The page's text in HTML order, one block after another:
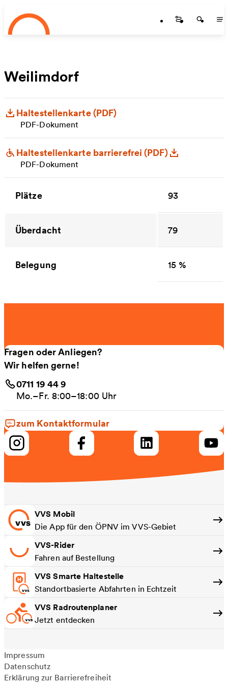
Zum Hauptinhalt springen
Startseite
Weilimdorf
Haltestellenkarte (PDF)
PDF-Dokument
Haltestellenkarte barrierefrei (PDF)
PDF-Dokument
Plätze 93
Überdacht 79
Belegung 15 %
Fragen oder Anliegen?
Wir helfen gerne!
0711 19 44 9
Mo.–Fr. 8:00–18:00 Uhr
zum Kontaktformular
VVS Mobil
Die App für den ÖPNV im VVS-Gebiet
VVS-Rider
Fahren auf Bestellung
VVS Smarte Haltestelle
Standortbasierte Abfahrten in Echtzeit
VVS Radroutenplaner
Jetzt entdecken
Impressum
Datenschutz
Erklärung zur Barrierefreiheit